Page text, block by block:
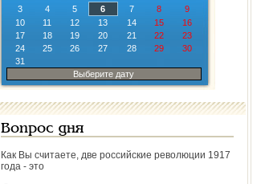
3
4 5 6 7 8
9
10
11 12 13 14 15
16
17
18 19 20 21 22
23
24
25 26 27 28 29
30
31
Выберите дату
Вопрос дня
Как Вы считаете, две российские революции 1917
года - это